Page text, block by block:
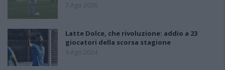
7 Ago 2026
Latte Dolce, che rivoluzione: addio a 23
giocatori della scorsa stagione
9 Ago 2024